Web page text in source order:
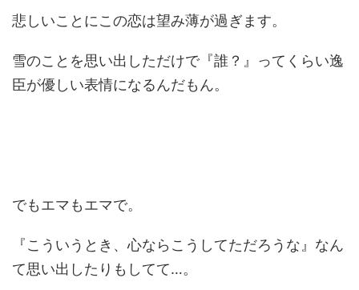
悲しいことにこの恋は望み薄が過ぎます。
雪のことを思い出しただけで『誰？』ってくらい逸
臣が優しい表情になるんだもん。
でもエマもエマで。
『こういうとき、心ならこうしてただろうな』なん
て思い出したりもしてて…。